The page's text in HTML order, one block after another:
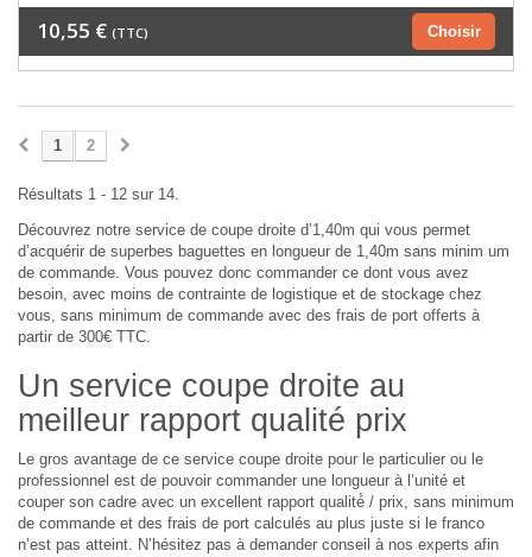
Choisir
10,55 € (TTC)
1 2
Résultats 1 - 12 sur 14.
Découvrez notre service de coupe droite d’1,40m qui vous permet
d’acquérir de superbes baguettes en longueur de 1,40m sans minim um
de commande. Vous pouvez donc commander ce dont vous avez
besoin, avec moins de contrainte de logistique et de stockage chez
vous, sans minimum de commande avec des frais de port offerts à
partir de 300€ TTC.
Un service coupe droite au
meilleur rapport qualité prix
Le gros avantage de ce service coupe droite pour le particulier ou le
professionnel est de pouvoir commander une longueur à l’unité et
couper son cadre avec un excellent rapport qualité́ / prix, sans minimum
de commande et des frais de port calculés au plus juste si le franco
n’est pas atteint. N’hésitez pas à demander conseil à nos experts afin